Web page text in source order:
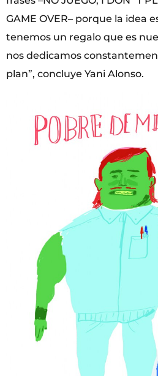
GAME OVER– porque la idea
tenemos un regalo que es
nos dedicamos
plan”, concluye Yani Alonso.